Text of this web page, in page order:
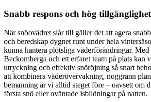
Snabb respons och hög
När snöovädret slår till gäller det att agera
och beredskap dygnet runt under hela
kunna hantera plötsliga väderförändringar. Med
Beckomberga och ett erfaret team på plats kan
utryckning och effektiv snöröjning så snart
att kombinera väderövervakning, noggrann
bemanning är vi alltid steget före – oavsett om
första snö eller oväntade isbildningar på natten.